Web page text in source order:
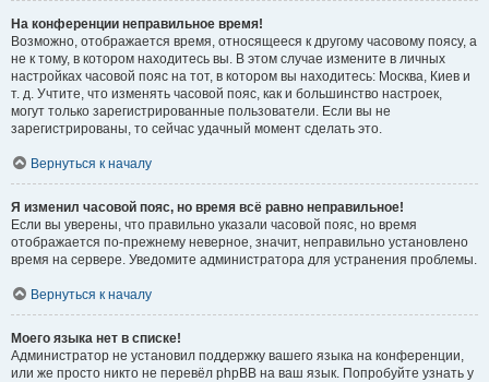
На конференции неправильное время!
Возможно, отображается время, относящееся к другому часовому поясу, а
не к тому, в котором находитесь вы. В этом случае измените в личных
настройках часовой пояс на тот, в котором вы находитесь: Москва, Киев и
т. д. Учтите, что изменять часовой пояс, как и большинство настроек,
могут только зарегистрированные пользователи. Если вы не
зарегистрированы, то сейчас удачный момент сделать это.
Вернуться к началу
Я изменил часовой пояс, но время всё равно неправильное!
Если вы уверены, что правильно указали часовой пояс, но время
отображается по-прежнему неверное, значит, неправильно установлено
время на сервере. Уведомите администратора для устранения проблемы.
Вернуться к началу
Моего языка нет в списке!
Администратор не установил поддержку вашего языка на конференции,
или же просто никто не перевёл phpBB на ваш язык. Попробуйте узнать у